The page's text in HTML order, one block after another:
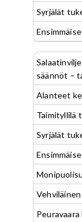
Syrjälät
säännöt –
Alanteet
Taimityllilä
Syrjälät